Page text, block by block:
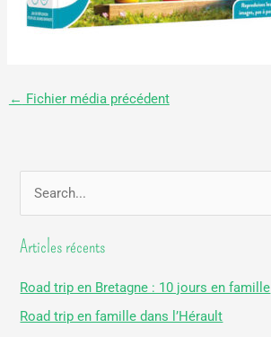
← Fichier média précédent
c
r
Articles récents
Road trip en Bretagne : 10 jours en famille
Road trip en famille dans l’Hérault